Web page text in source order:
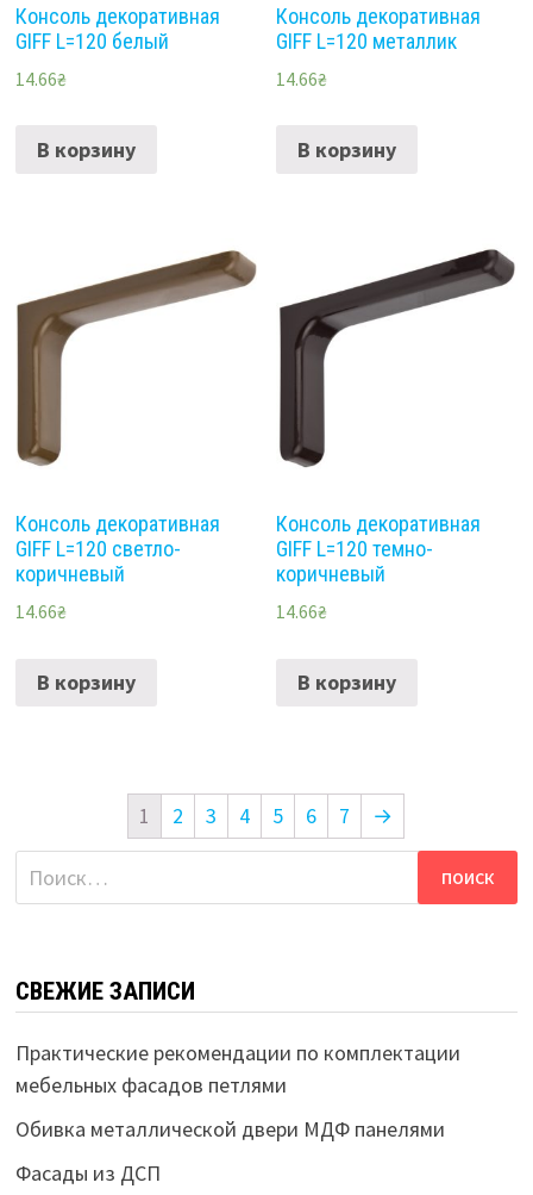
Консоль декоративная
GIFF L=120 белый
14.66₴
В корзину
Консоль декоративная
GIFF L=120 металлик
14.66₴
В корзину
Консоль декоративная
GIFF L=120 светло-
коричневый
14.66₴
В корзину
Консоль декоративная
GIFF L=120 темно-
коричневый
14.66₴
В корзину
1 2 3 4 5 6 7
→
Найти:
СВЕЖИЕ ЗАПИСИ
Практические рекомендации по комплектации
мебельных фасадов петлями
Обивка металлической двери МДФ панелями
Фасады из ДСП